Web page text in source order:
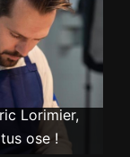
Lorimier,
ose !